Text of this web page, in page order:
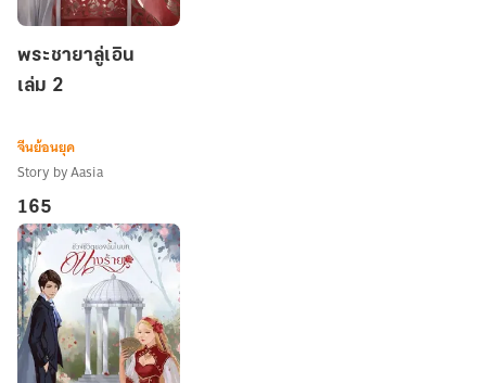
ชายา
ลู่
เล่ม
2
พระชายาลู่เอิน
เล่ม 2
จีนย้อนยุค
Story by Aasia
165